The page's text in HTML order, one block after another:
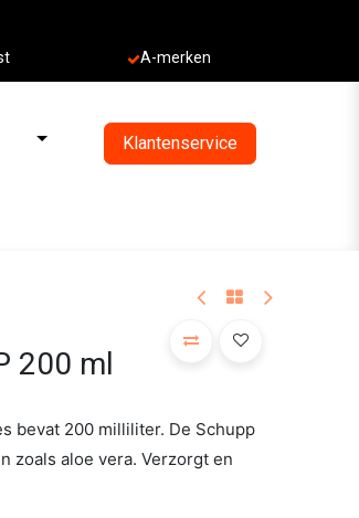
A-merken
Klantenservice
200 ml
bevat 200 milliliter. De Schupp
zoals aloe vera. Verzorgt en